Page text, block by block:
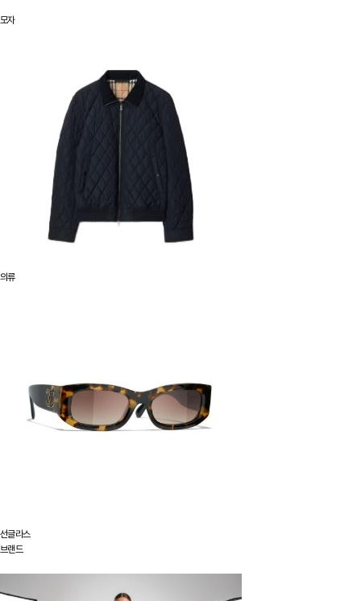
모자
의류
선글라스
브랜드